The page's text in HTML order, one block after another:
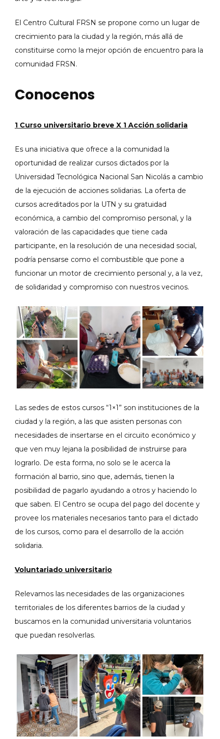
El Centro Cultural FRSN se propone como un lugar de
crecimiento para la ciudad y la región, más allá de
constituirse como la mejor opción de encuentro para la
comunidad FRSN.
Conocenos
1 Curso universitario breve X 1 Acción solidaria
Es una iniciativa que ofrece a la comunidad la
oportunidad de realizar cursos dictados por la
Universidad Tecnológica Nacional San Nicolás a cambio
de la ejecución de acciones solidarias. La oferta de
cursos acreditados por la UTN y su gratuidad
económica, a cambio del compromiso personal, y la
valoración de las capacidades que tiene cada
participante, en la resolución de una necesidad social,
podría pensarse como el combustible que pone a
funcionar un motor de crecimiento personal y, a la vez,
de solidaridad y compromiso con nuestros vecinos.
Las sedes de estos cursos “1×1” son instituciones de la
ciudad y la región, a las que asisten personas con
necesidades de insertarse en el circuito económico y
que ven muy lejana la posibilidad de instruirse para
lograrlo. De esta forma, no solo se le acerca la
formación al barrio, sino que, además, tienen la
posibilidad de pagarlo ayudando a otros y haciendo lo
que saben. El Centro se ocupa del pago del docente y
provee los materiales necesarios tanto para el dictado
de los cursos, como para el desarrollo de la acción
solidaria.
Voluntariado universitario
Relevamos las necesidades de las organizaciones
territoriales de los diferentes barrios de la ciudad y
buscamos en la comunidad universitaria voluntarios
que puedan resolverlas.